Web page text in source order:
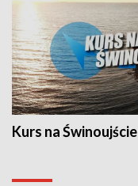
Kurs na Świnoujście